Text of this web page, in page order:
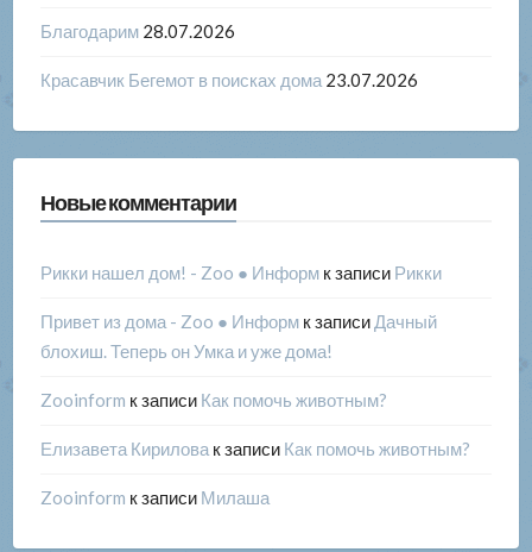
Благодарим 28.07.2026
Красавчик Бегемот в поисках дома 23.07.2026
Новые комментарии
Рикки нашел дом! - Zoo ● Информк записи Рикки
Привет из дома - Zoo ● Информк записи Дачный
блохиш. Теперь он Умка и уже дома!
Zooinform к записи Как помочь животным?
Елизавета Кириловак записи Как помочь животным?
Zooinform к записи Милаша